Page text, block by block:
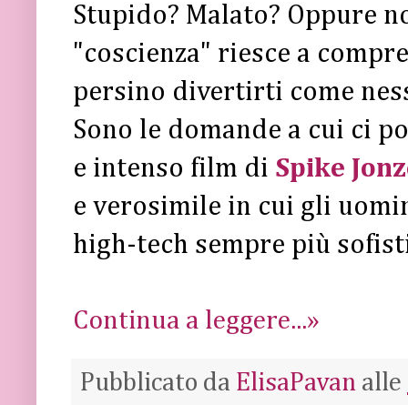
Stupido? Malato? Oppure
"coscienza" riesce a
persino divertirti come
Sono le domande a cui ci
e intenso film di Spike
e verosimile in cui gli
high-tech sempre più
Continua a leggere...»
Pubblicato da ElisaPavan alle